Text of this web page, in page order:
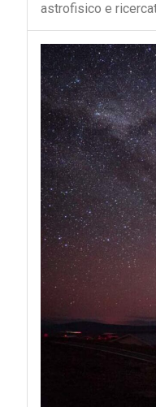
astrofisico e